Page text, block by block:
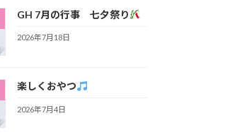
GH 7月の行事 七夕祭り
2026年7月18日
楽しくおやつ
2026年7月4日